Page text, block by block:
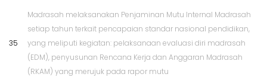
35
Madrasah melaksanakan Penjaminan Mutu Internal Madrasah
setiap tahun terkait pencapaian standar nasional pendidikan,
yang meliputi kegiatan: pelaksanaan evaluasi diri madrasah
(EDM), penyusunan Rencana Kerja dan Anggaran Madrasah
(RKAM) yang merujuk pada rapor mutu